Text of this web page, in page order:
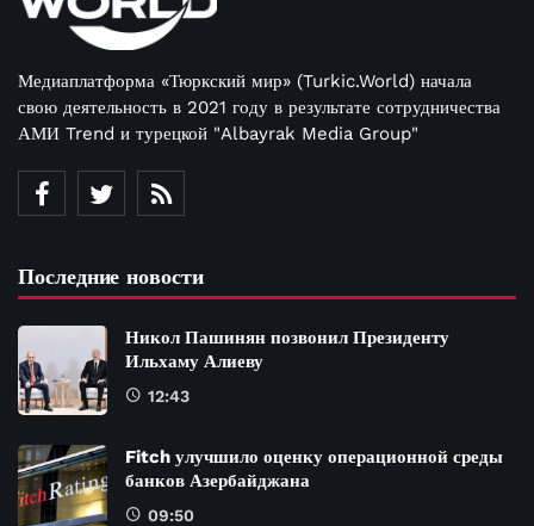
Медиаплатформа «Тюркский мир» (Turkic.World) начала
свою деятельность в 2021 году в результате сотрудничества
АМИ Trend и турецкой "Albayrak Media Group"
Последние новости
Никол Пашинян позвонил Президенту
Ильхаму Алиеву
12:43
Fitch улучшило оценку операционной среды
банков Азербайджана
09:50